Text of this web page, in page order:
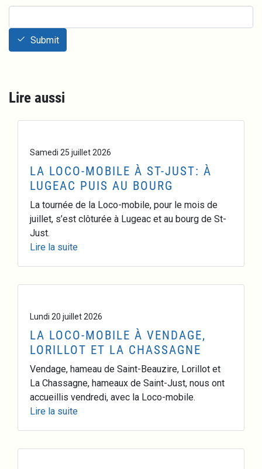
Submit
Lire aussi
Samedi 25 juillet 2026
LA LOCO-MOBILE À ST-JUST: À
LUGEAC PUIS AU BOURG
La tournée de la Loco-mobile, pour le mois de
juillet, s’est clôturée à Lugeac et au bourg de St-
Just.
Lire la suite
Lundi 20 juillet 2026
LA LOCO-MOBILE À VENDAGE,
LORILLOT ET LA CHASSAGNE
Vendage, hameau de Saint-Beauzire, Lorillot et
La Chassagne, hameaux de Saint-Just, nous ont
accueillis vendredi, avec la Loco-mobile.
Lire la suite